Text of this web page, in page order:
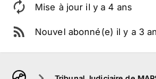
Mise à jour il y a4 ans
Nouvel abonné(e) il y a 3